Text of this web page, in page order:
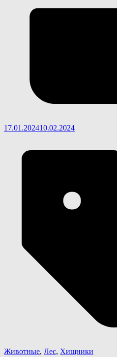
17.01.202410.02.2024
Животные, Лес, Хищники